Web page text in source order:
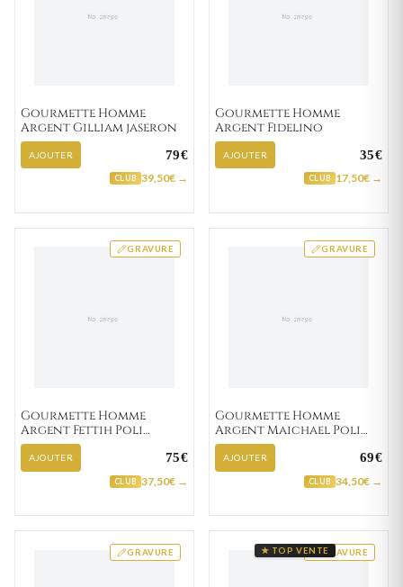
Gourmette Homme
Argent Gilliam jaseron
AJOUTER 79€
CLUB 39,50€ →
Gourmette Homme
Argent Fidelino
AJOUTER 35€
CLUB 17,50€ →
GRAVURE
Gourmette Homme
Argent Fettih Poli
figaro
AJOUTER 75€
CLUB 37,50€ →
GRAVURE
Gourmette Homme
Argent Maichael Poli
figaro
AJOUTER 69€
CLUB 34,50€ →
GRAVURE GRAVURE
★ TOP VENTE